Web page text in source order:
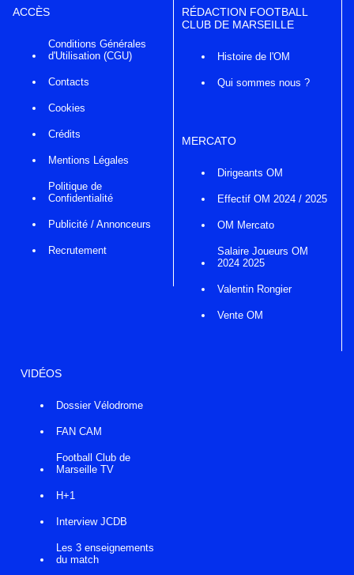
ACCÈS
Conditions Générales
d'Utilisation (CGU)
Contacts
Cookies
Crédits
Mentions Légales
Politique de
Confidentialité
Publicité / Annonceurs
Recrutement
RÉDACTION FOOTBALL
CLUB DE MARSEILLE
Histoire de l'OM
Qui sommes nous ?
MERCATO
Dirigeants OM
Effectif OM 2024 / 2025
OM Mercato
Salaire Joueurs OM
2024 2025
Valentin Rongier
Vente OM
VIDÉOS
Dossier Vélodrome
FAN CAM
Football Club de
Marseille TV
H+1
Interview JCDB
Les 3 enseignements
du match